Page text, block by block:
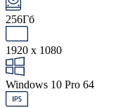
256Гб
1920 x 1080
Windows 10 Pro 64